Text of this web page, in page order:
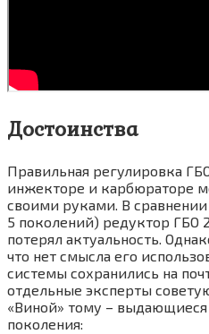
Достоинства
Правильная регулировка
инжекторе и карбюраторе
своими руками. В
5 поколений) редуктор ГБО
потерял актуальность.
что нет смысла его
системы сохранились на
отдельные эксперты
«Виной» тому – выдающиеся
поколения: